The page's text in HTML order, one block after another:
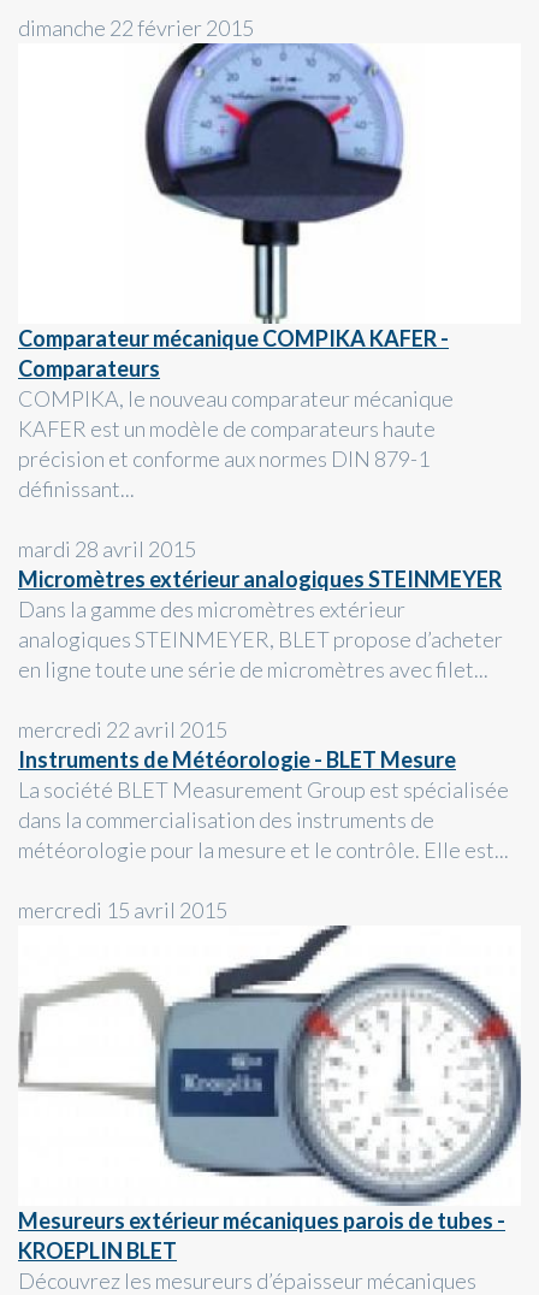
dimanche 22 février 2015
Comparateur mécanique COMPIKA KAFER -
Comparateurs
COMPIKA, le nouveau comparateur mécanique
KAFER est un modèle de comparateurs haute
précision et conforme aux normes DIN 879-1
définissant...
mardi 28 avril 2015
Micromètres extérieur analogiques STEINMEYER
Dans la gamme des micromètres extérieur
analogiques STEINMEYER, BLET propose d’acheter
en ligne toute une série de micromètres avec filet...
mercredi 22 avril 2015
Instruments de Météorologie - BLET Mesure
La société BLET Measurement Group est spécialisée
dans la commercialisation des instruments de
météorologie pour la mesure et le contrôle. Elle est...
mercredi 15 avril 2015
Mesureurs extérieur mécaniques parois de tubes -
KROEPLIN BLET
Découvrez les mesureurs d’épaisseur mécaniques